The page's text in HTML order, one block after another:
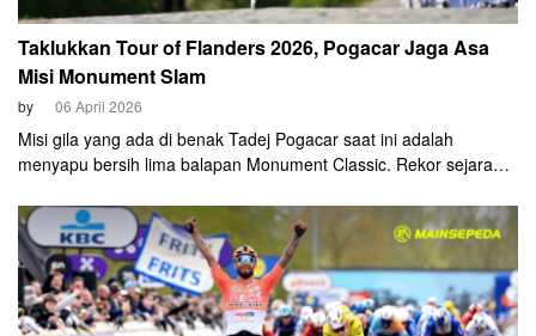
Taklukkan Tour of Flanders 2026, Pogacar Jaga Asa
Misi Monument Slam
by 06 April 2026
Misi gila yang ada di benak Tadej Pogacar saat ini adalah
menyapu bersih lima balapan Monument Classic. Rekor sejarah
hidup Eddy Merckx. Pogacar mengawalinya dengan sempurna
setelah mengunci gelar juara Tour of Flanders (Ronde van
Vlaanderen) pada Minggu, 5 April 2026.